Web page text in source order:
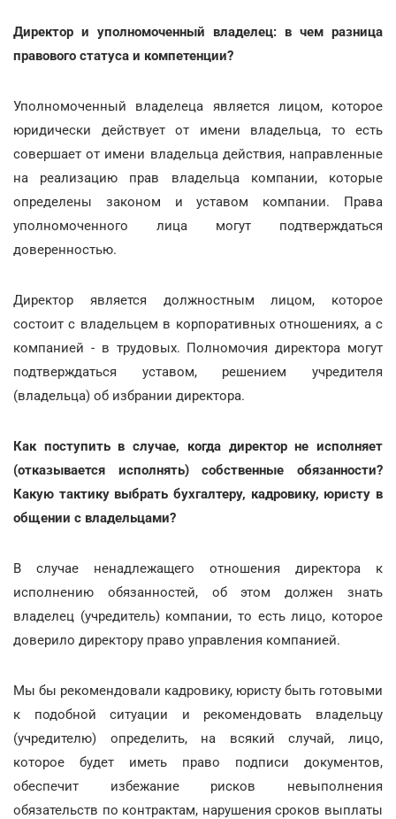
Директор и уполномоченный владелец: в чем разница
правового статуса и компетенции?
Уполномоченный владелеца является лицом, которое
юридически действует от имени владельца, то есть
совершает от имени владельца действия, направленные
на реализацию прав владельца компании, которые
определены законом и уставом компании. Права
уполномоченного лица могут подтверждаться
доверенностью.
Директор является должностным лицом, которое
состоит с владельцем в корпоративных отношениях, а с
компанией - в трудовых. Полномочия директора могут
подтверждаться уставом, решением учредителя
(владельца) об избрании директора.
Как поступить в случае, когда директор не исполняет
(отказывается исполнять) собственные обязанности?
Какую тактику выбрать бухгалтеру, кадровику, юристу в
общении с владельцами?
В случае ненадлежащего отношения директора к
исполнению обязанностей, об этом должен знать
владелец (учредитель) компании, то есть лицо, которое
доверило директору право управления компанией.
Мы бы рекомендовали кадровику, юристу быть готовыми
к подобной ситуации и рекомендовать владельцу
(учредителю) определить, на всякий случай, лицо,
которое будет иметь право подписи документов,
обеспечит избежание рисков невыполнения
обязательств по контрактам, нарушения сроков выплаты